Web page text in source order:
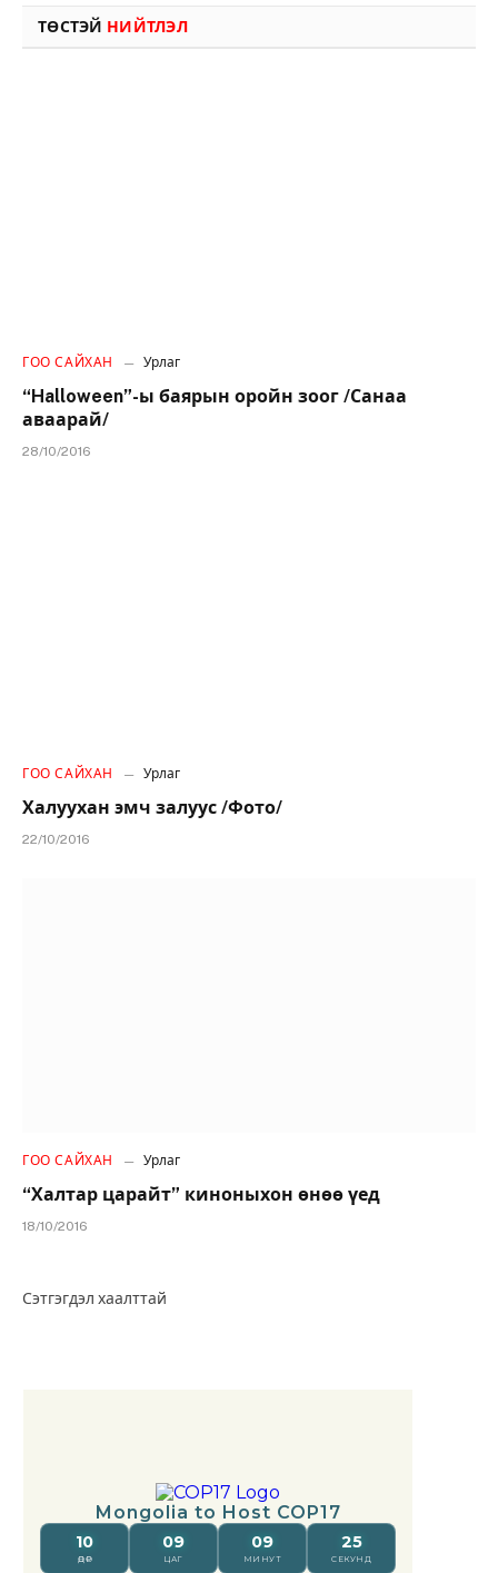
ТӨСТЭЙ НИЙТЛЭЛ
ГОО САЙХАН Урлаг
“Halloween”-ы баярын оройн зоог /Санаа
аваарай/
28/10/2016
ГОО САЙХАН Урлаг
Халуухан эмч залуус /Фото/
22/10/2016
ГОО САЙХАН Урлаг
“Халтар царайт” киноныхон өнөө үед
18/10/2016
Сэтгэгдэл хаалттай